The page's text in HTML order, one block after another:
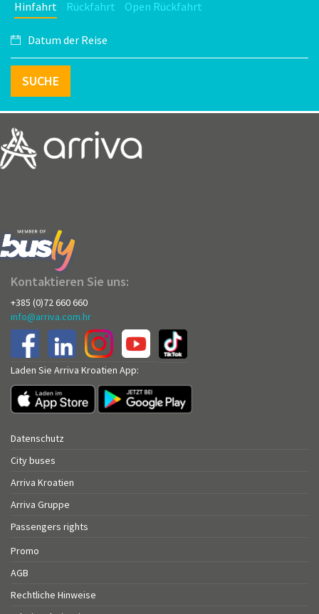
Hinfahrt Rückfahrt Open Rückfahrt
SUCHE
Kontaktieren Sie uns:
+385 (0)72 660 660
info@arriva.com.hr
Laden Sie Arriva Kroatien App:
Datenschutz
City buses
Arriva Kroatien
Arriva Gruppe
Passengers rights
Promo
AGB
Rechtliche Hinweise